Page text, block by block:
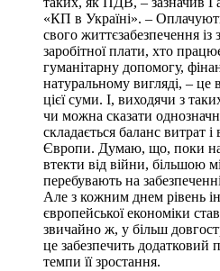
«КП в Українi». –
свого життєзабезпечення
заробiтної плати, хто
гуманiтарну допомогу,
натуральному виглядi, – це
цiєї суми. I, виходячи з
чи можна сказати
складається баланс витрат i
Європи. Думаю, що, поки
втекти вiд вiйни, бiльшою
перебувають на
Але з кожним днем ​​рiвень
європейської економiки
звичайно ж, у бiльш
це забезпечить додатковий
темпи її зростання.